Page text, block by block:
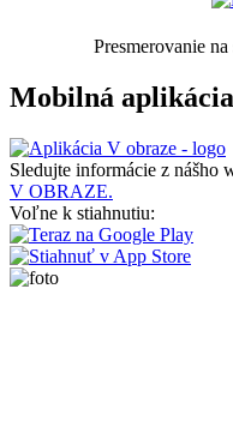
Presmerovanie na
Mobilná aplikácia
Sledujte informácie z nášho
V OBRAZE.
Voľne k stiahnutiu: